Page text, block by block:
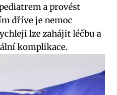
a provést
dříve je nemoc
lze zahájit léčbu a
komplikace.